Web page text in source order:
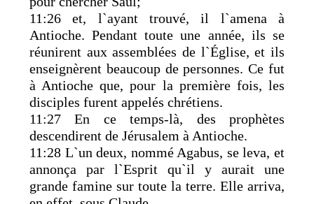
11:26 et, l`ayant trouvé, il l`amena à
Antioche. Pendant toute une année, ils se
réunirent aux assemblées de l`Église, et ils
enseignèrent beaucoup de personnes. Ce fut
à Antioche que, pour la première fois, les
disciples furent appelés chrétiens.
11:27 En ce temps-là, des prophètes
descendirent de Jérusalem à Antioche.
11:28 L`un deux, nommé Agabus, se leva, et
annonça par l`Esprit qu`il y aurait une
grande famine sur toute la terre. Elle arriva,